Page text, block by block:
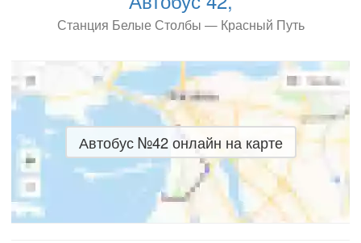
Станция Белые Столбы — Красный Путь
Автобус №42 онлайн на карте